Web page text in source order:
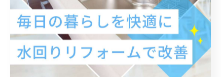
水回りリフォームが家族の健康を守る理由
水回りリフォームは、単に見た目をきれいにするだけで
なく、家族の健康維持にも大きく貢献します。老朽化し
た配管や設備は、カビや雑菌の温床となりやすく、放置
するとアレルギーや体調不良の原因になることもありま